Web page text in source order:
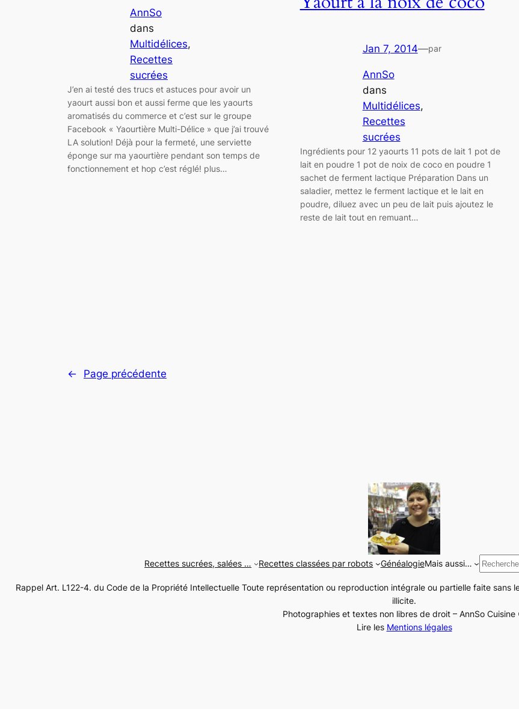
AnnSo
dans
Multidélices
Recettes
sucrées
J’en ai testé des trucs et astuces pour avoir un
yaourt aussi bon et aussi ferme que les yaourts
aromatisés du commerce et c’est sur le groupe
Facebook « Yaourtière Multi-Délice » que j’ai trouvé
LA solution! Déjà pour la fermeté, une serviette
éponge sur ma yaourtière pendant son temps de
fonctionnement et hop c’est réglé! plus…
Jan 7, 2014—par
AnnSo
dans
Multidélices
Recettes
sucrées
Ingrédients pour 12 yaourts 11 pots de lait 1 pot de
lait en poudre 1 pot de noix de coco en poudre 1
sachet de ferment lactique Préparation Dans un
saladier, mettez le ferment lactique et le lait en
poudre, diluez avec un peu de lait puis ajoutez le
reste de lait tout en remuant…
← Page précédente
Recettes sucrées, salées … Recettes classées par robots GénéalogieMais aussi…
Rappel Art. L122-4. du Code de la Propriété Intellectuelle Toute représentation ou reproduction intégrale ou partielle faite sans
illicite.
Photographies et textes non libres de droit – AnnSo
Lire les Mentions légales